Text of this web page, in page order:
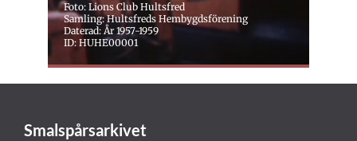
Foto: Lions Club Hultsfred
Samling: Hultsfreds Hembygdsförening
Daterad: År 1957-1959
ID: HUHE00001
Smalspårsarkivet